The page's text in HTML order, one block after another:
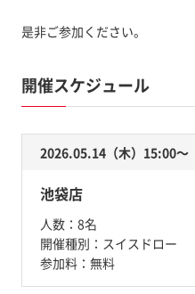
是非ご参加ください。
開催スケジュール
2026.05.14（木）15:00〜
池袋店
人数： 8名
開催種別： スイスドロー
参加料： 無料